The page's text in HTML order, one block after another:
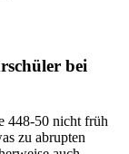
bei
448-50 nicht früh
zu abrupten